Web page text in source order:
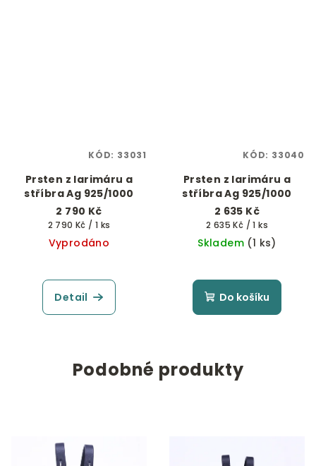
Prsten z larimáru a
stříbra Ag 925/1000
2 790 Kč
Měrná
cena:
2 790 Kč / 1 ks
Vyprodáno
Detail
KÓD: 33031
Prsten z larimáru a
stříbra Ag 925/1000
2 635 Kč
Měrná
cena:
2 635 Kč / 1 ks
Skladem (1 ks)
Do košíku
KÓD: 33040
Podobné produkty